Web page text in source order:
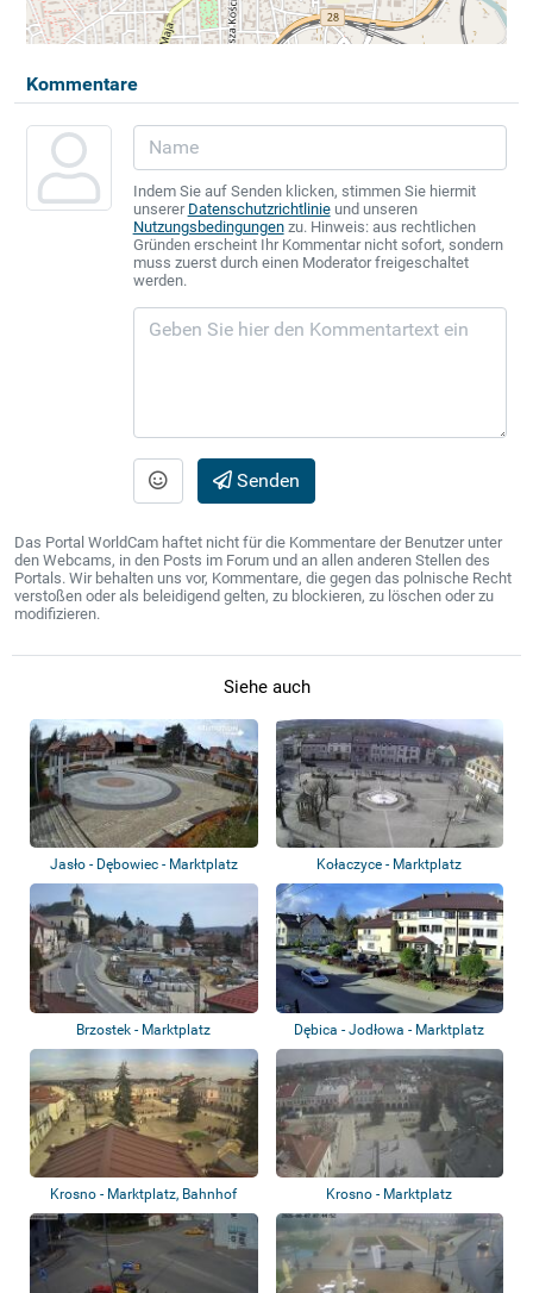
Kommentare
Indem Sie auf Senden klicken, stimmen Sie hiermit
unserer Datenschutzrichtlinieund unseren
Nutzungsbedingungenzu. Hinweis: aus rechtlichen
Gründen erscheint Ihr Kommentar nicht sofort, sondern
muss zuerst durch einen Moderator freigeschaltet
werden.
Senden
Das Portal WorldCam haftet nicht für die Kommentare der Benutzer unter
den Webcams, in den Posts im Forum und an allen anderen Stellen des
Portals. Wir behalten uns vor, Kommentare, die gegen das polnische Recht
verstoßen oder als beleidigend gelten, zu blockieren, zu löschen oder zu
modifizieren.
Siehe auch
Jasło - Dębowiec - Marktplatz Kołaczyce - Marktplatz
Brzostek - Marktplatz Dębica - Jodłowa - Marktplatz
Krosno - Marktplatz, Bahnhof Krosno - Marktplatz